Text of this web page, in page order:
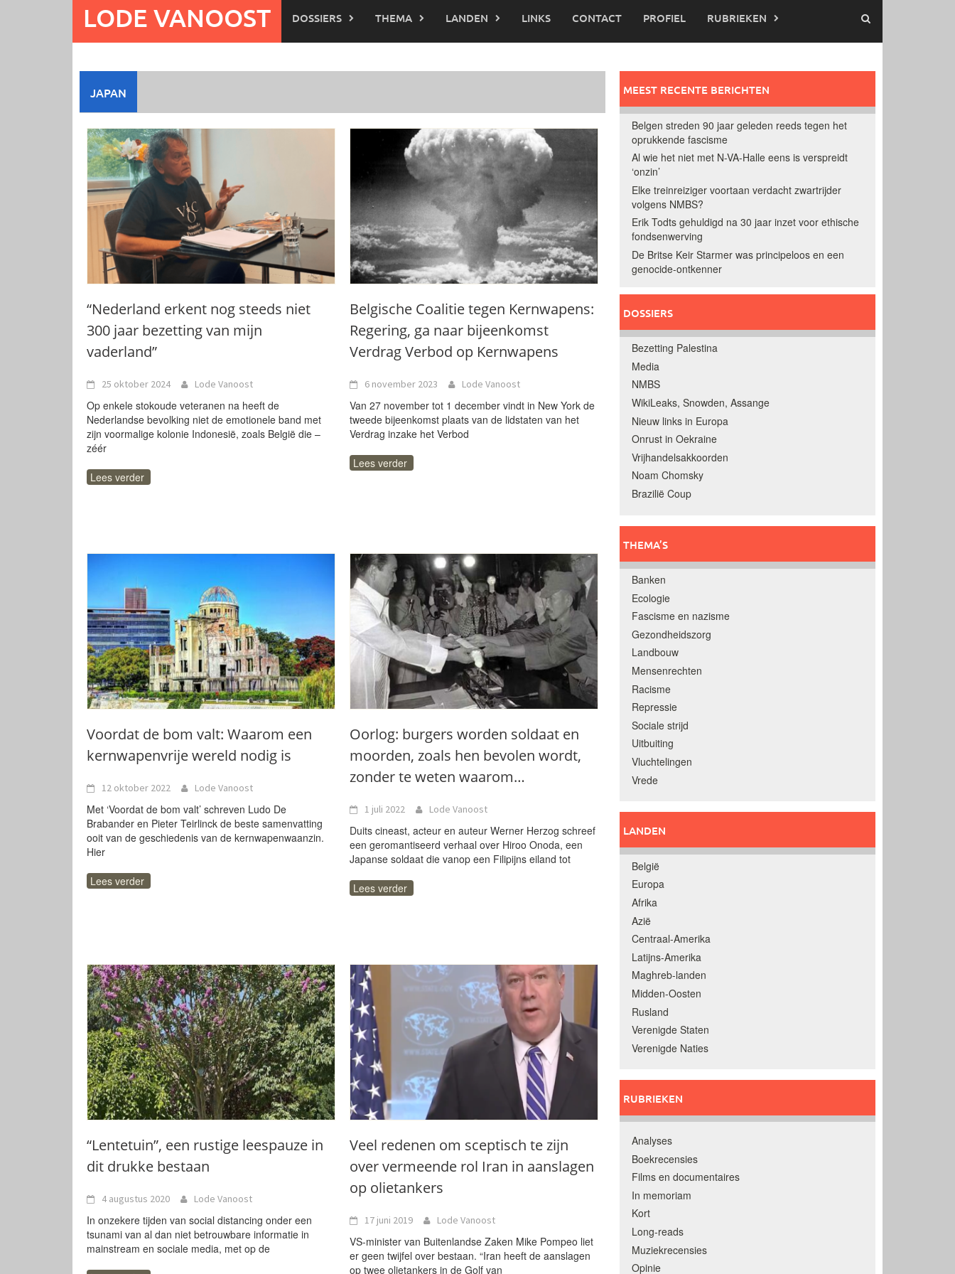
LODE VANOOST DOSSIERS THEMA LANDEN LINKS CONTACT PROFIEL RUBRIEKEN
JAPAN
“Nederland erkent nog steeds niet
300 jaar bezetting van mijn
vaderland”
25 oktober 2024 Lode Vanoost
Op enkele stokoude veteranen na heeft de
Nederlandse bevolking niet de emotionele band met
zijn voormalige kolonie Indonesië, zoals België die –
zéér
Lees verder
Belgische Coalitie tegen Kernwapens:
Regering, ga naar bijeenkomst
Verdrag Verbod op Kernwapens
6 november 2023 Lode Vanoost
Van 27 november tot 1 december vindt in New York de
tweede bijeenkomst plaats van de lidstaten van het
Verdrag inzake het Verbod
Lees verder
Voordat de bom valt: Waarom een
kernwapenvrije wereld nodig is
12 oktober 2022 Lode Vanoost
Met ‘Voordat de bom valt’ schreven Ludo De
Brabander en Pieter Teirlinck de beste samenvatting
ooit van de geschiedenis van de kernwapenwaanzin.
Hier
Lees verder
Oorlog: burgers worden soldaat en
moorden, zoals hen bevolen wordt,
zonder te weten waarom…
1 juli 2022 Lode Vanoost
Duits cineast, acteur en auteur Werner Herzog schreef
een geromantiseerd verhaal over Hiroo Onoda, een
Japanse soldaat die vanop een Filipijns eiland tot
Lees verder
“Lentetuin”, een rustige leespauze in
dit drukke bestaan
4 augustus 2020 Lode Vanoost
In onzekere tijden van social distancing onder een
tsunami van al dan niet betrouwbare informatie in
mainstream en sociale media, met op de
Veel redenen om sceptisch te zijn
over vermeende rol Iran in aanslagen
op olietankers
17 juni 2019 Lode Vanoost
VS-minister van Buitenlandse Zaken Mike Pompeo liet
er geen twijfel over bestaan. “Iran heeft de aanslagen
op twee olietankers in de Golf van
MEEST RECENTE BERICHTEN
Belgen streden 90 jaar geleden reeds tegen het
oprukkende fascisme
Al wie het niet met N-VA-Halle eens is verspreidt
‘onzin’
Elke treinreiziger voortaan verdacht zwartrijder
volgens NMBS?
Erik Todts gehuldigd na 30 jaar inzet voor ethische
fondsenwerving
De Britse Keir Starmer was principeloos en een
genocide-ontkenner
DOSSIERS
Bezetting Palestina
Media
NMBS
WikiLeaks, Snowden, Assange
Nieuw links in Europa
Onrust in Oekraine
Vrijhandelsakkoorden
Noam Chomsky
Brazilië Coup
THEMA’S
Banken
Ecologie
Fascisme en nazisme
Gezondheidszorg
Landbouw
Mensenrechten
Racisme
Repressie
Sociale strijd
Uitbuiting
Vluchtelingen
Vrede
LANDEN
België
Europa
Afrika
Azië
Centraal-Amerika
Latijns-Amerika
Maghreb-landen
Midden-Oosten
Rusland
Verenigde Staten
Verenigde Naties
RUBRIEKEN
Analyses
Boekrecensies
Films en documentaires
In memoriam
Kort
Long-reads
Muziekrecensies
Opinie